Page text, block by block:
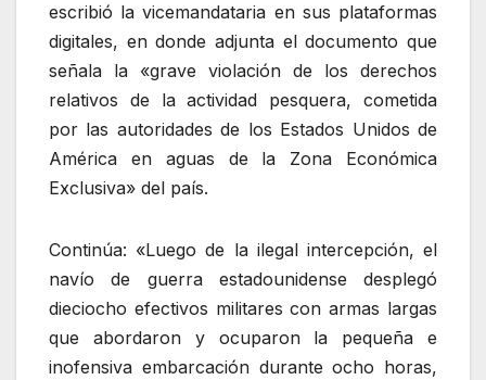
escribió la vicemandataria en sus plataformas
digitales, en donde adjunta el documento que
señala la «grave violación de los derechos
relativos de la actividad pesquera, cometida
por las autoridades de los Estados Unidos de
América en aguas de la Zona Económica
Exclusiva» del país.
Continúa: «Luego de la ilegal intercepción, el
navío de guerra estadounidense desplegó
dieciocho efectivos militares con armas largas
que abordaron y ocuparon la pequeña e
inofensiva embarcación durante ocho horas,